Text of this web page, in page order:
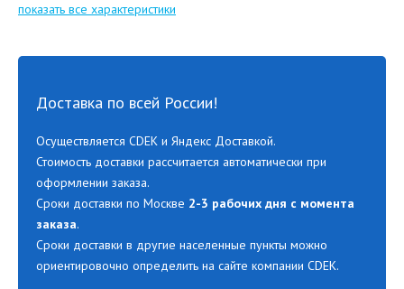
показать все характеристики
Доставка по всей России!
Осуществляется CDEK и Яндекс Доставкой.
Стоимость доставки рассчитается автоматически при
оформлении заказа.
Сроки доставки по Москве 2-3 рабочих дня с момента
заказа.
Сроки доставки в другие населенные пункты можно
ориентировочно определить на сайте компании CDEK.